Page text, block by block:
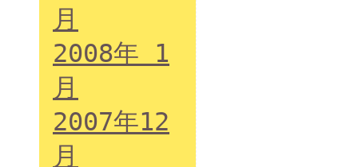
月
2008年 1
月
2007年12
月